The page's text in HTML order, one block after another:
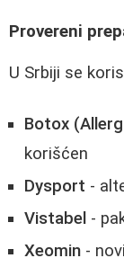
Provereni
U Srbiji se
Botox
korišćen
Dysport -
Vistabel -
Xeomin -